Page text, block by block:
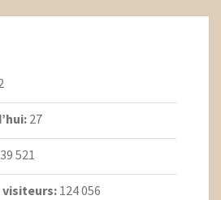
27
521
124 056